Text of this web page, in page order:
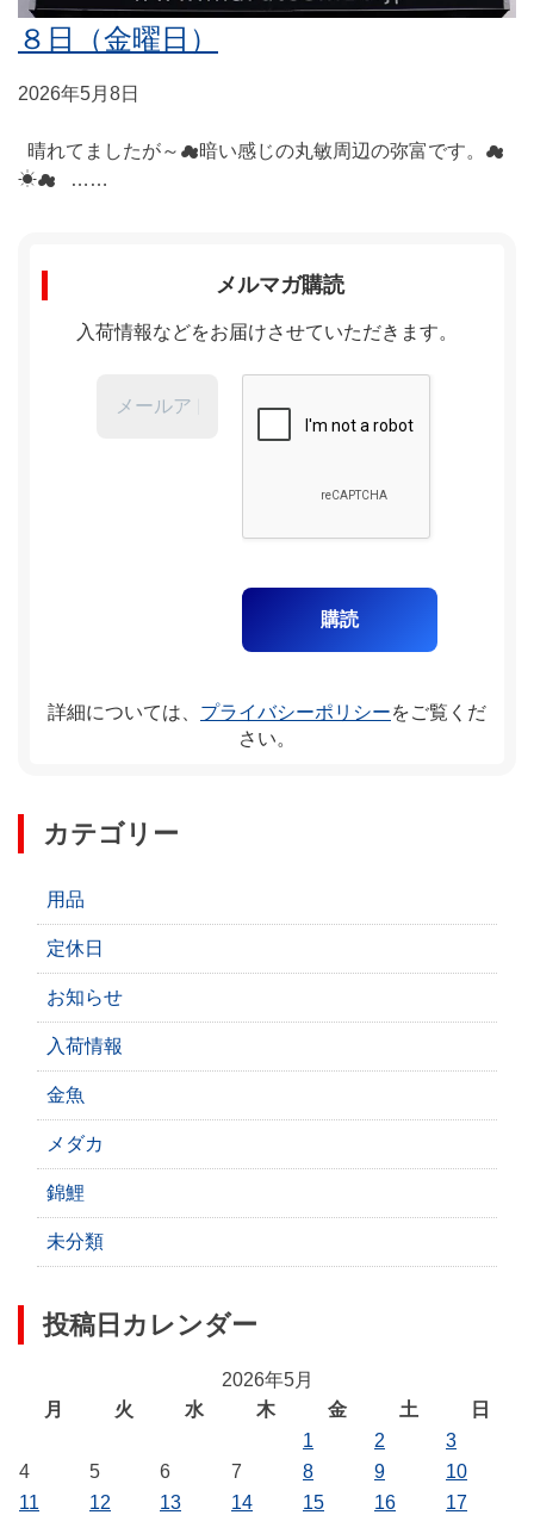
８日（金曜日）
2026年5月8日
晴れてましたが～☁暗い感じの丸敏周辺の弥富です。☁
☀☁ ……
メルマガ購読
入荷情報などをお届けさせていただきます。
詳細については、 プライバシーポリシーをご覧くだ
さい。
カテゴリー
用品
定休日
お知らせ
入荷情報
金魚
メダカ
錦鯉
未分類
投稿日カレンダー
2026年5月
月
火 水 木 金 土
日
1
2
3
4
5 6 7 8 9
10
11
12 13 14 15 16
17